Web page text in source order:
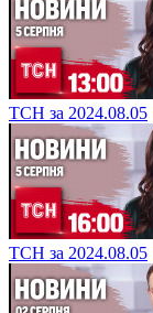
ТСН за 2024.08.05
ТСН за 2024.08.05